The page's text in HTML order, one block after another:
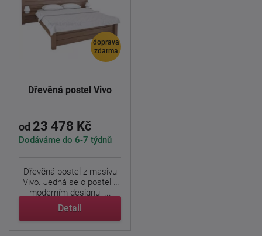
doprava
zdarma
Dřevěná postel Vivo
od 23 478 Kč
Dodáváme do 6-7 týdnů
Dřevěná postel z masivu
Vivo. Jedná se o postel v
moderním designu, ...
Detail